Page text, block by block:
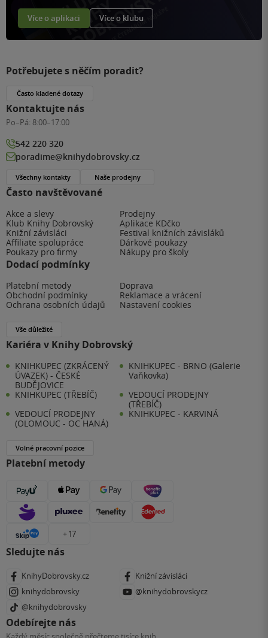
Více o aplikaci Více o klubu
Často navštěvované
Akce a slevy
Prodejny
Klub Knihy Dobrovský
Aplikace KDčko
Knižní závisláci
Festival knižních závisláků
Affiliate spolupráce
Dárkové poukazy
Poukazy pro firmy
Nákupy pro školy
Dodací podmínky
Platební metody
Doprava
Obchodní podmínky
Reklamace a vrácení
Ochrana osobních údajů
Nastavení cookies
Vše důležité
Kariéra v Knihy Dobrovský
KNIHKUPEC (ZKRÁCENÝ
ÚVAZEK) - ČESKÉ
BUDĚJOVICE
KNIHKUPEC - BRNO (Galerie
Vaňkovka)
KNIHKUPEC (TŘEBÍČ)
VEDOUCÍ PRODEJNY
(TŘEBÍČ)
VEDOUCÍ PRODEJNY
(OLOMOUC - OC HANÁ)
KNIHKUPEC - KARVINÁ
Volné pracovní pozice
Platební metody
+ 17
Sledujte nás
KnihyDobrovsky.cz
Knižní závisláci
knihydobrovsky
@knihydobrovskycz
@knihydobrovsky
Odebírejte nás
Potřebujete s něčím poradit?
Často kladené dotazy
Kontaktujte nás
Po–Pá: 8:00–17:00
542 220 320
poradime@knihydobrovsky.cz
Všechny kontakty Naše prodejny